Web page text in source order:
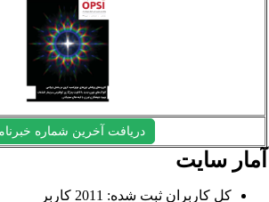
دریافت آخرین شماره خبرنامه
سایت
کل کاربران ثبت شده: 2011 کاربر